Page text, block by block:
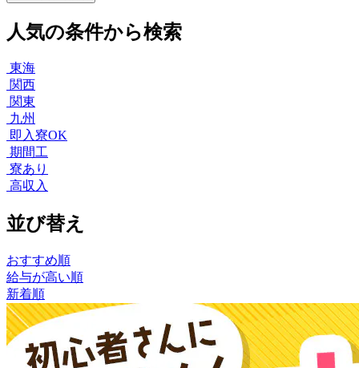
人気の条件から検索
東海
関西
関東
九州
即入寮OK
期間工
寮あり
高収入
並び替え
おすすめ順
給与が高い順
新着順